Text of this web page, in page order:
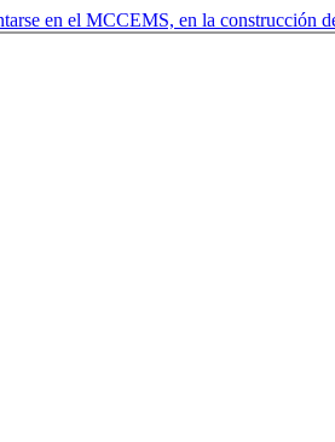
en el MCCEMS, en la construcción